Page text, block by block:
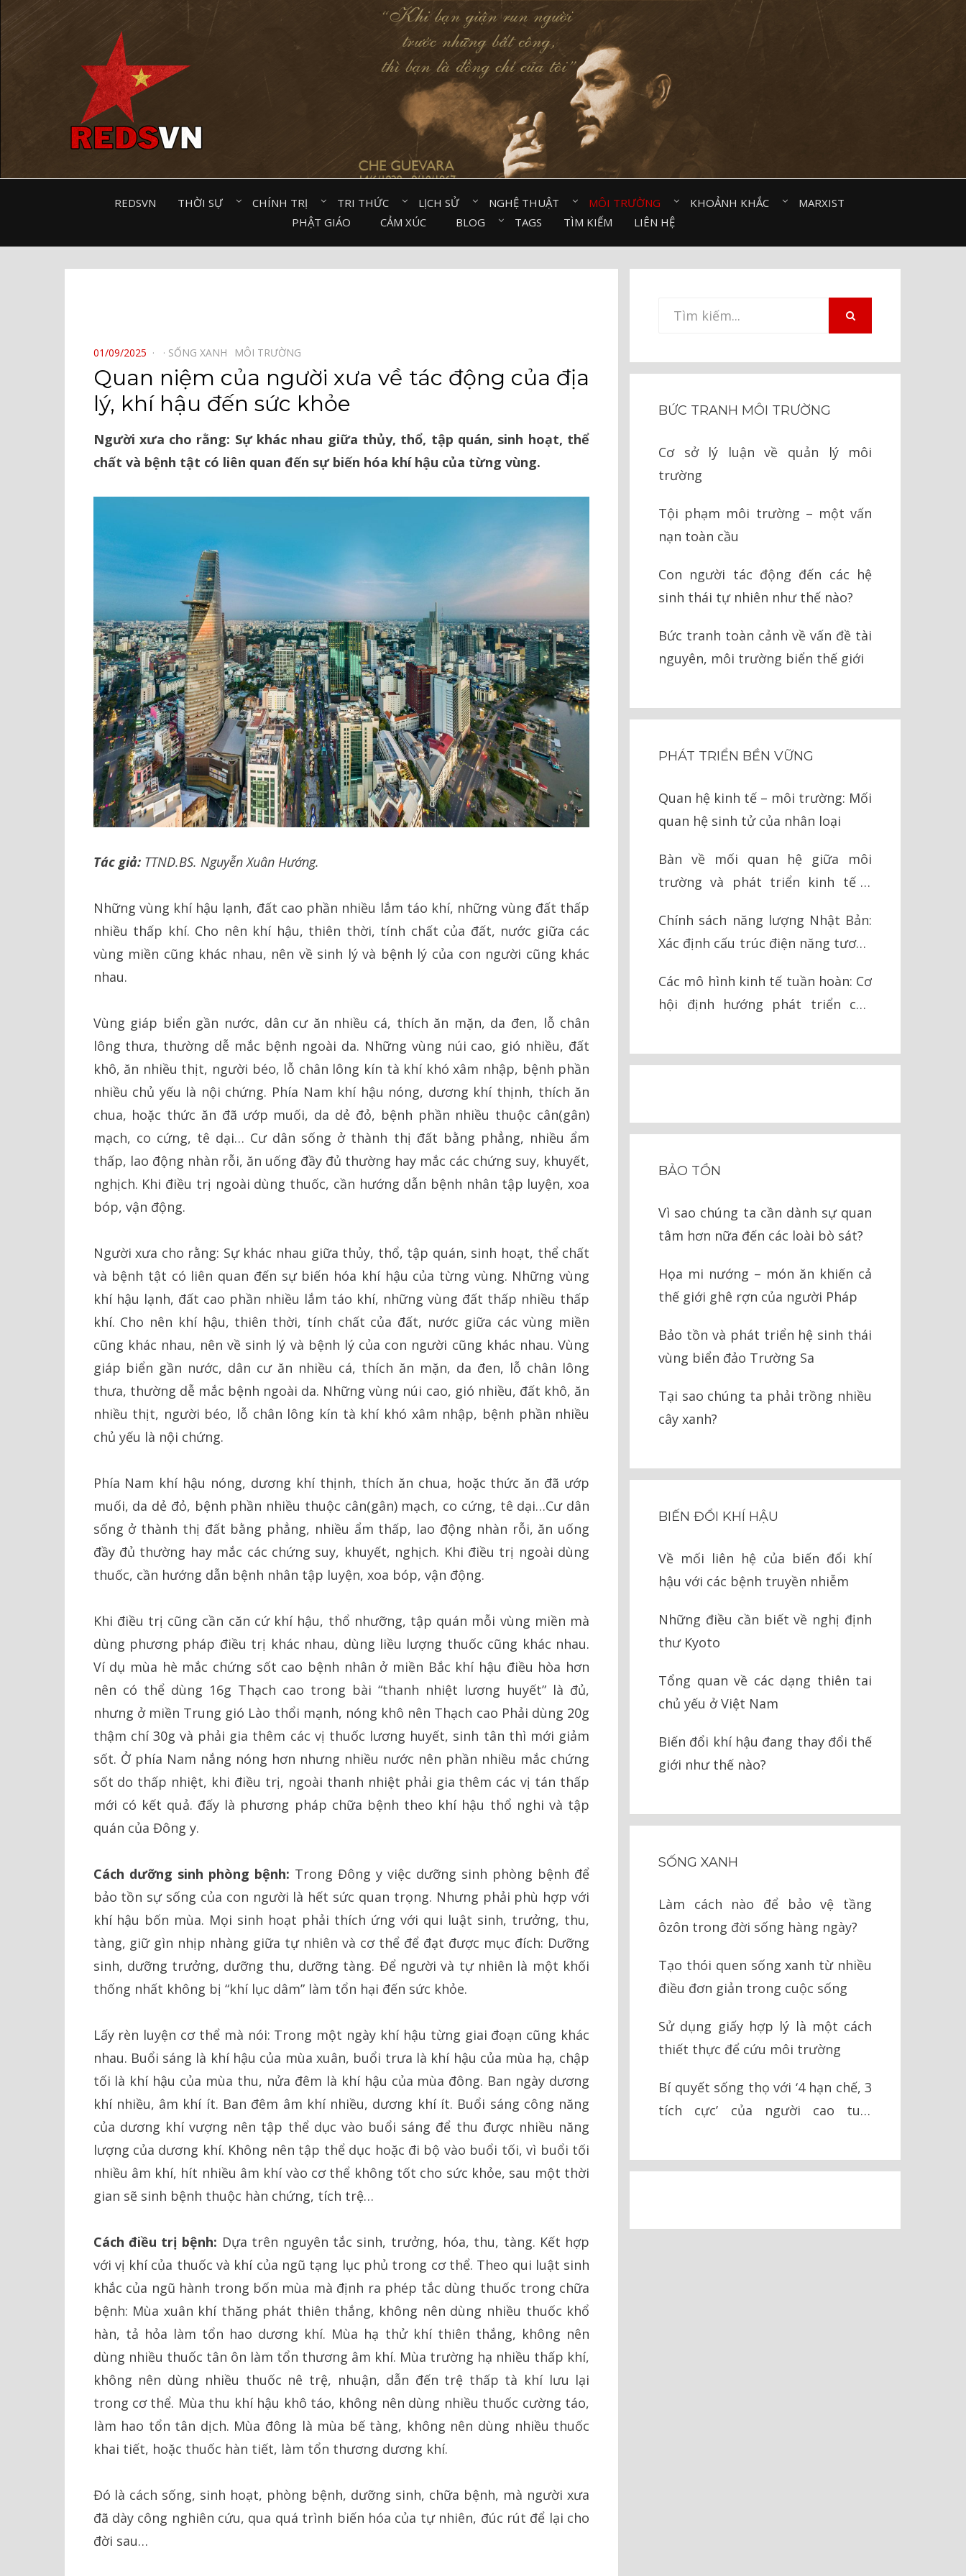
REDSVN THỜI SỰ⠀ CHÍNH TRỊ⠀ TRI THỨC⠀ LỊCH SỬ⠀ NGHỆ THUẬT⠀ MÔI TRƯỜNG⠀ KHOẢNH KHẮC⠀
MARXIST⠀
PHẬT GIÁO⠀
CẢM XÚC⠀ BLOG⠀ TAGS TÌM KIẾM LIÊN HỆ
POSTED
ON
01/09/2025 SỐNG XANH⠀ MÔI TRƯỜNG⠀
Quan niệm của người xưa về tác động của địa
lý, khí hậu đến sức khỏe
Người xưa cho rằng: Sự khác nhau giữa thủy, thổ, tập quán, sinh hoạt, thể
chất và bệnh tật có liên quan đến sự biến hóa khí hậu của từng vùng.
Tác giả:TTND.BS. Nguyễn Xuân Hướng.
Những vùng khí hậu lạnh, đất cao phần nhiều lắm táo khí, những vùng đất thấp
nhiều thấp khí. Cho nên khí hậu, thiên thời, tính chất của đất, nước giữa các
vùng miền cũng khác nhau, nên về sinh lý và bệnh lý của con người cũng khác
nhau.
Vùng giáp biển gần nước, dân cư ăn nhiều cá, thích ăn mặn, da đen, lỗ chân
lông thưa, thường dễ mắc bệnh ngoài da. Những vùng núi cao, gió nhiều, đất
khô, ăn nhiều thịt, người béo, lỗ chân lông kín tà khí khó xâm nhập, bệnh phần
nhiều chủ yếu là nội chứng. Phía Nam khí hậu nóng, dương khí thịnh, thích ăn
chua, hoặc thức ăn đã ướp muối, da dẻ đỏ, bệnh phần nhiều thuộc cân(gân)
mạch, co cứng, tê dại… Cư dân sống ở thành thị đất bằng phẳng, nhiều ẩm
thấp, lao động nhàn rỗi, ăn uống đầy đủ thường hay mắc các chứng suy, khuyết,
nghịch. Khi điều trị ngoài dùng thuốc, cần hướng dẫn bệnh nhân tập luyện, xoa
bóp, vận động.
Người xưa cho rằng: Sự khác nhau giữa thủy, thổ, tập quán, sinh hoạt, thể chất
và bệnh tật có liên quan đến sự biến hóa khí hậu của từng vùng. Những vùng
khí hậu lạnh, đất cao phần nhiều lắm táo khí, những vùng đất thấp nhiều thấp
khí. Cho nên khí hậu, thiên thời, tính chất của đất, nước giữa các vùng miền
cũng khác nhau, nên về sinh lý và bệnh lý của con người cũng khác nhau. Vùng
giáp biển gần nước, dân cư ăn nhiều cá, thích ăn mặn, da đen, lỗ chân lông
thưa, thường dễ mắc bệnh ngoài da. Những vùng núi cao, gió nhiều, đất khô, ăn
nhiều thịt, người béo, lỗ chân lông kín tà khí khó xâm nhập, bệnh phần nhiều
chủ yếu là nội chứng.
Phía Nam khí hậu nóng, dương khí thịnh, thích ăn chua, hoặc thức ăn đã ướp
muối, da dẻ đỏ, bệnh phần nhiều thuộc cân(gân) mạch, co cứng, tê dại…Cư dân
sống ở thành thị đất bằng phẳng, nhiều ẩm thấp, lao động nhàn rỗi, ăn uống
đầy đủ thường hay mắc các chứng suy, khuyết, nghịch. Khi điều trị ngoài dùng
thuốc, cần hướng dẫn bệnh nhân tập luyện, xoa bóp, vận động.
Khi điều trị cũng cần căn cứ khí hậu, thổ nhưỡng, tập quán mỗi vùng miền mà
dùng phương pháp điều trị khác nhau, dùng liều lượng thuốc cũng khác nhau.
Ví dụ mùa hè mắc chứng sốt cao bệnh nhân ở miền Bắc khí hậu điều hòa hơn
nên có thể dùng 16g Thạch cao trong bài “thanh nhiệt lương huyết” là đủ,
nhưng ở miền Trung gió Lào thổi mạnh, nóng khô nên Thạch cao Phải dùng 20g
thậm chí 30g và phải gia thêm các vị thuốc lương huyết, sinh tân thì mới giảm
sốt. Ở phía Nam nắng nóng hơn nhưng nhiều nước nên phần nhiều mắc chứng
sốt do thấp nhiệt, khi điều trị, ngoài thanh nhiệt phải gia thêm các vị tán thấp
mới có kết quả. đấy là phương pháp chữa bệnh theo khí hậu thổ nghi và tập
quán của Đông y.
Cách dưỡng sinh phòng bệnh: Trong Đông y việc dưỡng sinh phòng bệnh để
bảo tồn sự sống của con người là hết sức quan trọng. Nhưng phải phù hợp với
khí hậu bốn mùa. Mọi sinh hoạt phải thích ứng với qui luật sinh, trưởng, thu,
tàng, giữ gìn nhịp nhàng giữa tự nhiên và cơ thể để đạt được mục đích: Dưỡng
sinh, dưỡng trưởng, dưỡng thu, dưỡng tàng. Để người và tự nhiên là một khối
thống nhất không bị “khí lục dâm” làm tổn hại đến sức khỏe.
Lấy rèn luyện cơ thể mà nói: Trong một ngày khí hậu từng giai đoạn cũng khác
nhau. Buổi sáng là khí hậu của mùa xuân, buổi trưa là khí hậu của mùa hạ, chập
tối là khí hậu của mùa thu, nửa đêm là khí hậu của mùa đông. Ban ngày dương
khí nhiều, âm khí ít. Ban đêm âm khí nhiều, dương khí ít. Buổi sáng công năng
của dương khí vượng nên tập thể dục vào buổi sáng để thu được nhiều năng
lượng của dương khí. Không nên tập thể dục hoặc đi bộ vào buổi tối, vì buổi tối
nhiều âm khí, hít nhiều âm khí vào cơ thể không tốt cho sức khỏe, sau một thời
gian sẽ sinh bệnh thuộc hàn chứng, tích trệ…
Cách điều trị bệnh: Dựa trên nguyên tắc sinh, trưởng, hóa, thu, tàng. Kết hợp
với vị khí của thuốc và khí của ngũ tạng lục phủ trong cơ thể. Theo qui luật sinh
khắc của ngũ hành trong bốn mùa mà định ra phép tắc dùng thuốc trong chữa
bệnh: Mùa xuân khí thăng phát thiên thắng, không nên dùng nhiều thuốc khổ
hàn, tả hỏa làm tổn hao dương khí. Mùa hạ thử khí thiên thắng, không nên
dùng nhiều thuốc tân ôn làm tổn thương âm khí. Mùa trường hạ nhiều thấp khí,
không nên dùng nhiều thuốc nê trệ, nhuận, dẫn đến trệ thấp tà khí lưu lại
trong cơ thể. Mùa thu khí hậu khô táo, không nên dùng nhiều thuốc cường táo,
làm hao tổn tân dịch. Mùa đông là mùa bế tàng, không nên dùng nhiều thuốc
khai tiết, hoặc thuốc hàn tiết, làm tổn thương dương khí.
Đó là cách sống, sinh hoạt, phòng bệnh, dưỡng sinh, chữa bệnh, mà người xưa
đã dày công nghiên cứu, qua quá trình biến hóa của tự nhiên, đúc rút để lại cho
đời sau…
Tìm
BỨC TRANH MÔI TRƯỜNG
Cơ sở lý luận về quản lý môi
trường
Tội phạm môi trường – một vấn
nạn toàn cầu
Con người tác động đến các hệ
sinh thái tự nhiên như thế nào?
Bức tranh toàn cảnh về vấn đề tài
nguyên, môi trường biển thế giới
PHÁT TRIỂN BỀN VỮNG
Quan hệ kinh tế – môi trường: Mối
quan hệ sinh tử của nhân loại
Bàn về mối quan hệ giữa môi
trường và phát triển kinh tế ở
Chính sách năng lượng Nhật Bản:
Xác định cấu trúc điện năng tương
Các mô hình kinh tế tuần hoàn: Cơ
hội định hướng phát triển cho
BẢO TỒN
Vì sao chúng ta cần dành sự quan
tâm hơn nữa đến các loài bò sát?
Họa mi nướng – món ăn khiến cả
thế giới ghê rợn của người Pháp
Bảo tồn và phát triển hệ sinh thái
vùng biển đảo Trường Sa
Tại sao chúng ta phải trồng nhiều
cây xanh?
BIẾN ĐỔI KHÍ HẬU
Về mối liên hệ của biến đổi khí
hậu với các bệnh truyền nhiễm
Những điều cần biết về nghị định
thư Kyoto
Tổng quan về các dạng thiên tai
chủ yếu ở Việt Nam
Biến đổi khí hậu đang thay đổi thế
giới như thế nào?
SỐNG XANH
Làm cách nào để bảo vệ tầng
ôzôn trong đời sống hàng ngày?
Tạo thói quen sống xanh từ nhiều
điều đơn giản trong cuộc sống
Sử dụng giấy hợp lý là một cách
thiết thực để cứu môi trường
Bí quyết sống thọ với ‘4 hạn chế, 3
tích cực’ của người cao tuổi